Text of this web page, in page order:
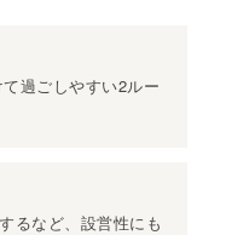
過ごしやすい2ルー
るなど、設営性にも